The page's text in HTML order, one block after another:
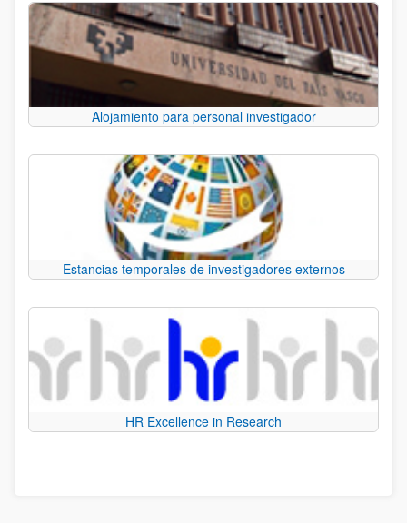
Alojamiento para personal investigador
Estancias temporales de investigadores externos
HR Excellence in Research